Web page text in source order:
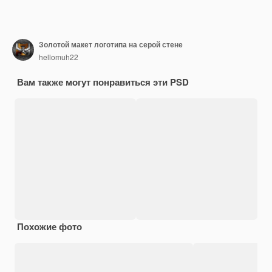
Золотой макет логотипа на серой стене
hellomuh22
Вам также могут понравиться эти PSD
Похожие фото